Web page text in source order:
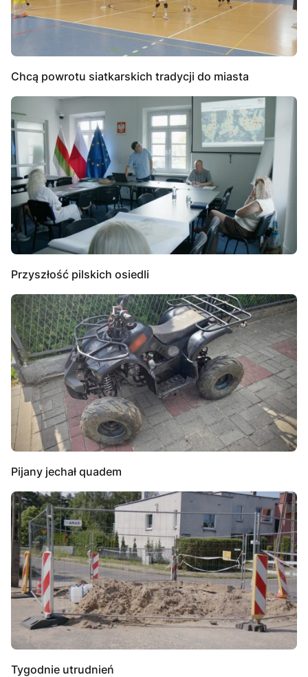
Chcą powrotu siatkarskich tradycji do miasta
Przyszłość pilskich osiedli
Pijany jechał quadem
Tygodnie utrudnień